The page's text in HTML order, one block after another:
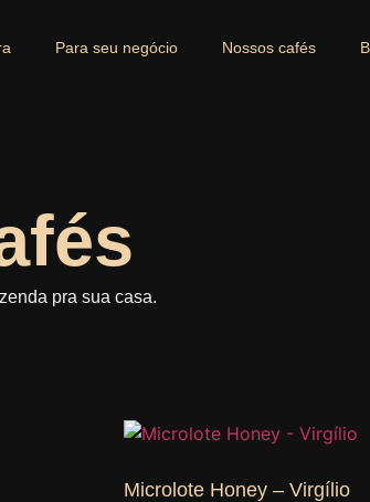
Para seu negócio Nossos cafés
pra sua casa.
Microlote Honey – Virgílio